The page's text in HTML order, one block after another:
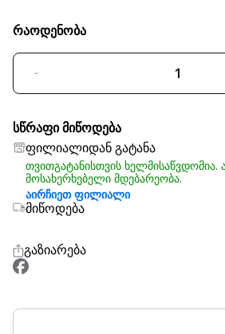
რაოდენობა
-
სწრაფი მიწოდება
ფილიალიდან გატანა
თვითგატანისთვის ხელმისაწვდომია.
მოსახერხებელი მდებარეობა.
აირჩიეთ ფილიალი
მიწოდება
გაზიარება